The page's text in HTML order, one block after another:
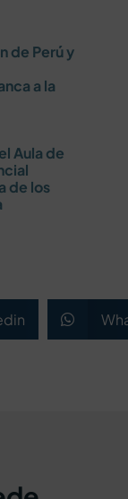
de Perú y
a la
Aula de
de los
